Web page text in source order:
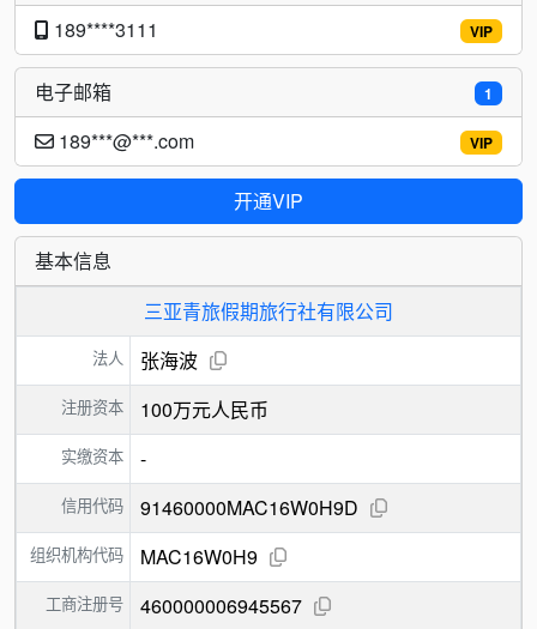
VIP
189****3111
1
电子邮箱
VIP
189***@***.com
开通VIP
基本信息
三亚青旅假期旅行社有限公司
法人 张海波
注册资本 100万元人民币
实缴资本 -
信用代码 91460000MAC16W0H9D
组织机构代码 MAC16W0H9
工商注册号 460000006945567